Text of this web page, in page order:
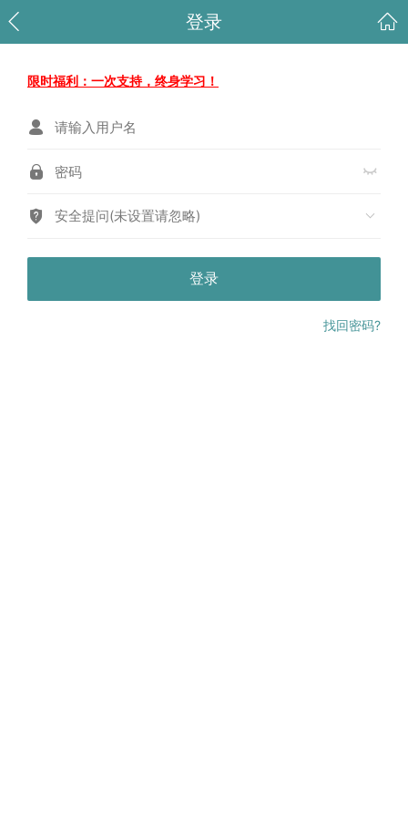
登录
限时福利：一次支持，终身学习！
安全提问(未设置请忽略)
登录
找回密码?